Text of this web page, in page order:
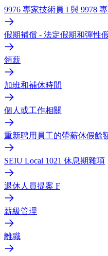
9976 專家技術員 I 與 9978
假期補償 - 法定假期和彈性
領薪
加班和補休時間
個人或工作相關
重新聘用員工的帶薪休假餘
SEIU Local 1021 休息期雜項
退休人員提案 F
薪級管理
離職